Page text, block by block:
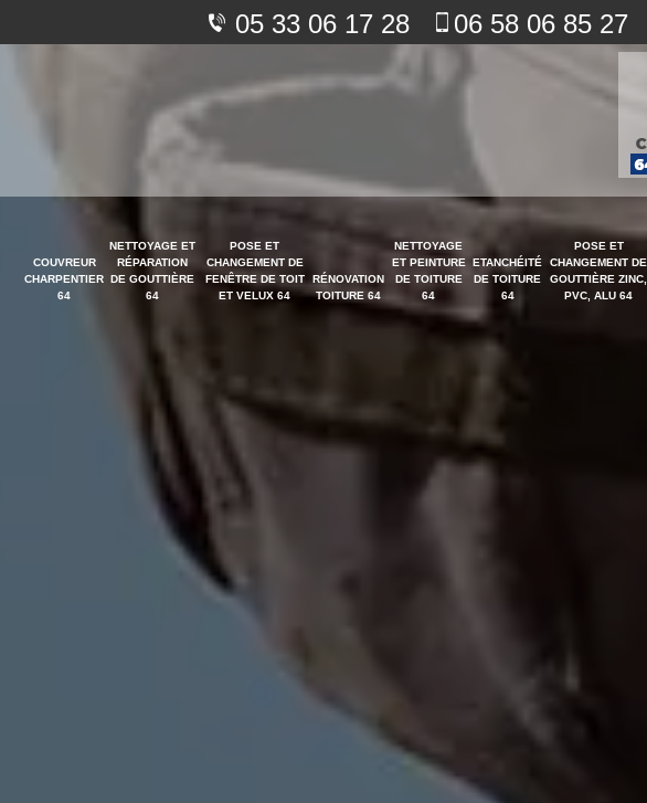
05 33 06 17 28 06 58 06 85 27
COUVREUR
CHARPENTIER
64
NETTOYAGE ET
RÉPARATION
DE GOUTTIÈRE
64
POSE ET
CHANGEMENT DE
FENÊTRE DE TOIT
ET VELUX 64
RÉNOVATION
TOITURE 64
NETTOYAGE
ET PEINTURE
DE TOITURE
64
ETANCHÉITÉ
DE TOITURE
64
POSE ET
CHANGEMENT DE
GOUTTIÈRE ZINC,
PVC, ALU 64